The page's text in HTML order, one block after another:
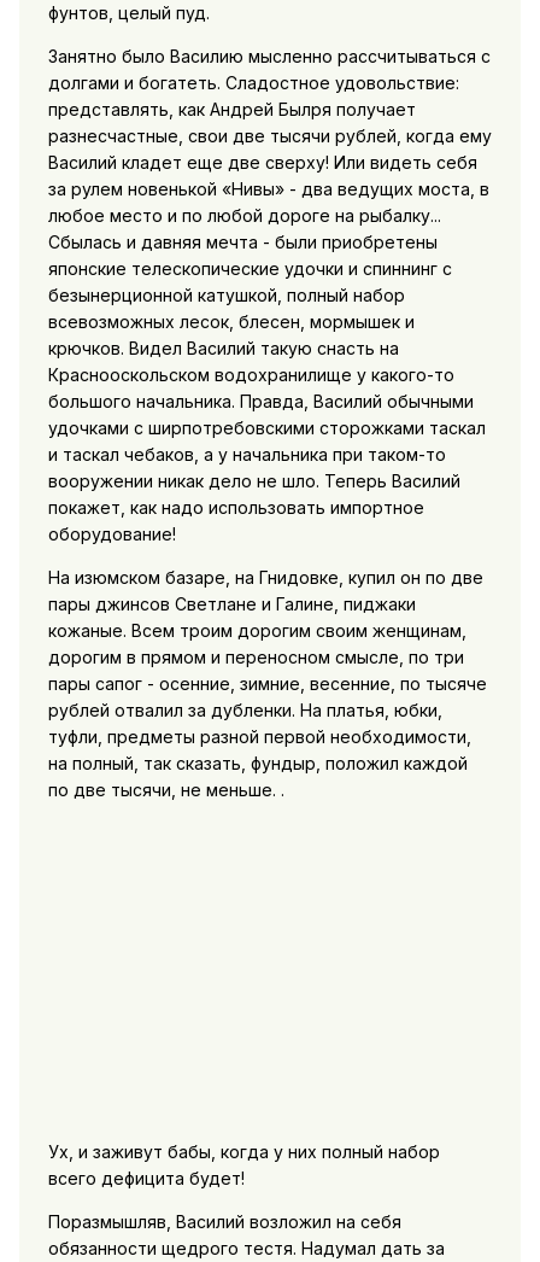
фунтов, целый пуд.
Занятно было Василию мысленно рассчитываться с
долгами и богатеть. Сладостное удовольствие:
представлять, как Андрей Былря получает
разнесчастные, свои две тысячи рублей, когда ему
Василий кладет еще две сверху! Или видеть себя
за рулем новенькой «Нивы» - два ведущих моста, в
любое место и по любой дороге на рыбалку...
Сбылась и давняя мечта - были приобретены
японские телескопические удочки и спиннинг с
безынерционной катушкой, полный набор
всевозможных лесок, блесен, мормышек и
крючков. Видел Василий такую снасть на
Краснооскольском водохранилище у какого-то
большого начальника. Правда, Василий обычными
удочками с ширпотребовскими сторожками таскал
и таскал чебаков, а у начальника при таком-то
вооружении никак дело не шло. Теперь Василий
покажет, как надо использовать импортное
оборудование!
На изюмском базаре, на Гнидовке, купил он по две
пары джинсов Светлане и Галине, пиджаки
кожаные. Всем троим дорогим своим женщинам,
дорогим в прямом и переносном смысле, по три
пары сапог - осенние, зимние, весенние, по тысяче
рублей отвалил за дубленки. На платья, юбки,
туфли, предметы разной первой необходимости,
на полный, так сказать, фундыр, положил каждой
по две тысячи, не меньше. .
Ух, и заживут бабы, когда у них полный набор
всего дефицита будет!
Поразмышляв, Василий возложил на себя
обязанности щедрого тестя. Надумал дать за